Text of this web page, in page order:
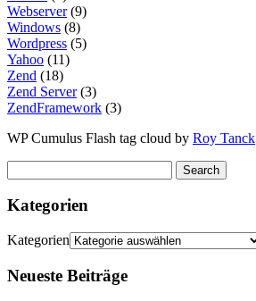
Webserver(9)
Windows (8)
Wordpress (5)
Yahoo (11)
Zend (18)
Zend Server(3)
ZendFramework (3)
WP Cumulus Flash tag cloud by Roy Tanck
Kategorien
Kategorien
Neueste Beiträge